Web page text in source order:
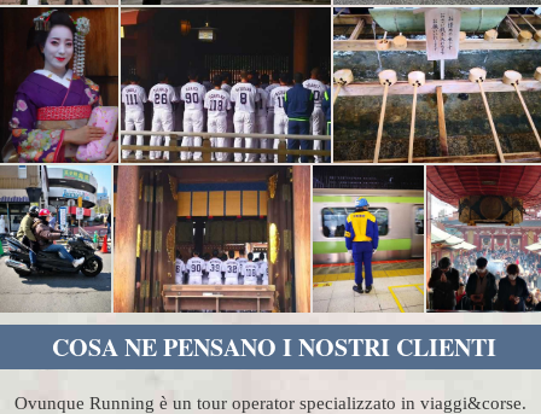
COSA NE PENSANO I NOSTRI CLIENTI
Ovunque Running è un tour operator specializzato in viaggi&corse.